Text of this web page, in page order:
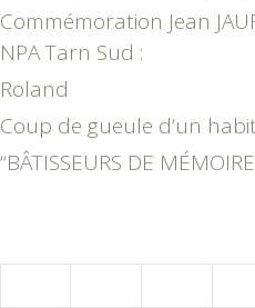
Commémoration Jean
NPA Tarn Sud :
Roland
Coup de gueule d’un
“BÂTISSEURS DE